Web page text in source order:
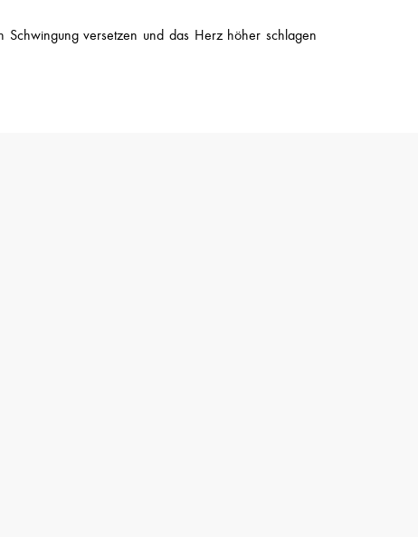
versetzen und das Herz höher schlagen